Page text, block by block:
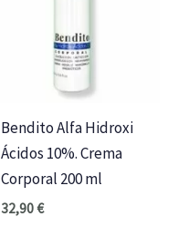
Bendito Alfa Hidroxi
Ácidos 10%. Crema
Corporal 200 ml
32,90€